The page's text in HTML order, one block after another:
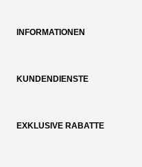
INFORMATIONEN
KUNDENDIENSTE
EXKLUSIVE RABATTE